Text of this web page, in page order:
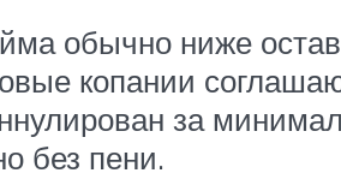
обычно ниже
копании
за
без пени.